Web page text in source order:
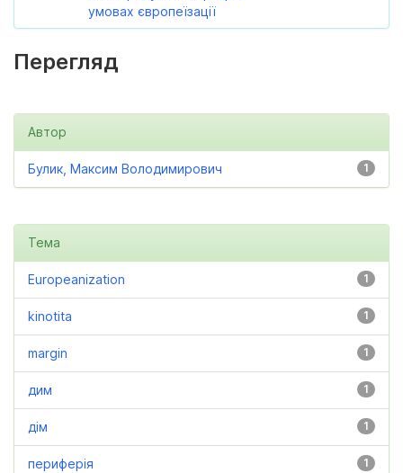
умовах європеїзації
Перегляд
Автор
1
Булик, Максим Володимирович
Тема
1
Europeanization
1
kinotita
1
margin
1
дим
1
дім
1
периферія